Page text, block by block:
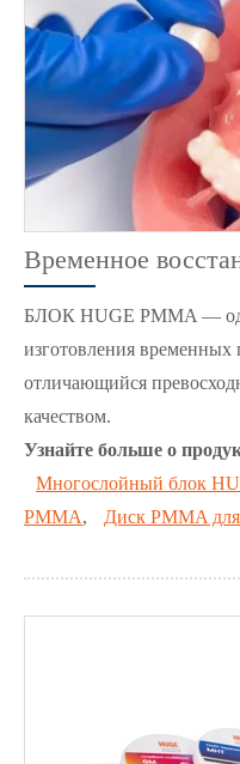
Временное
БЛОК HUGE PMMA —
изготовления временных
отличающийся
качеством.
Узнайте больше о
Многослойный блок
PMMA, Диск PMMA